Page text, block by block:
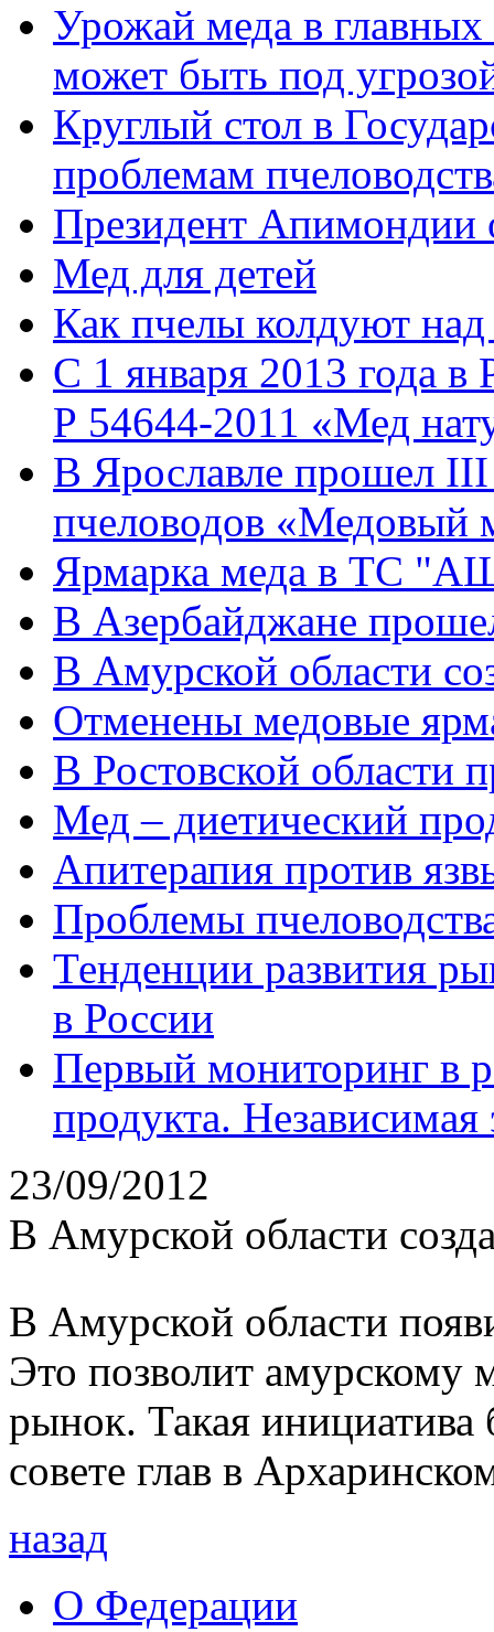
Урожай меда в
может быть под
Круглый стол в
проблемам
Президент Апимондии
Мед для детей
Как пчелы колдуют
С 1 января 2013 года в
Р 54644-2011 «Мед
В Ярославле прошел
пчеловодов «Медовый
Ярмарка меда в ТС
В Азербайджане
В Амурской области
Отменены медовые
В Ростовской области
Мед – диетический
Апитерапия против
Проблемы
Тенденции развития
в России
Первый мониторинг в
продукта. Независимая
23/09/2012
В Амурской области
В Амурской области
Это позволит амурскому
рынок. Такая инициатива
совете глав в
назад
О Федерации